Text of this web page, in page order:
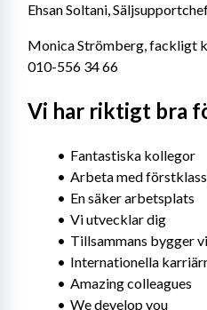
Ehsan Soltani,
Monica Strömberg, fackligt
010-556 34 66
Vi har riktigt bra
Fantastiska kollegor
Arbeta med
En säker arbetsplats
Vi utvecklar dig
Tillsammans bygger
Internationella
Amazing colleagues
We develop you